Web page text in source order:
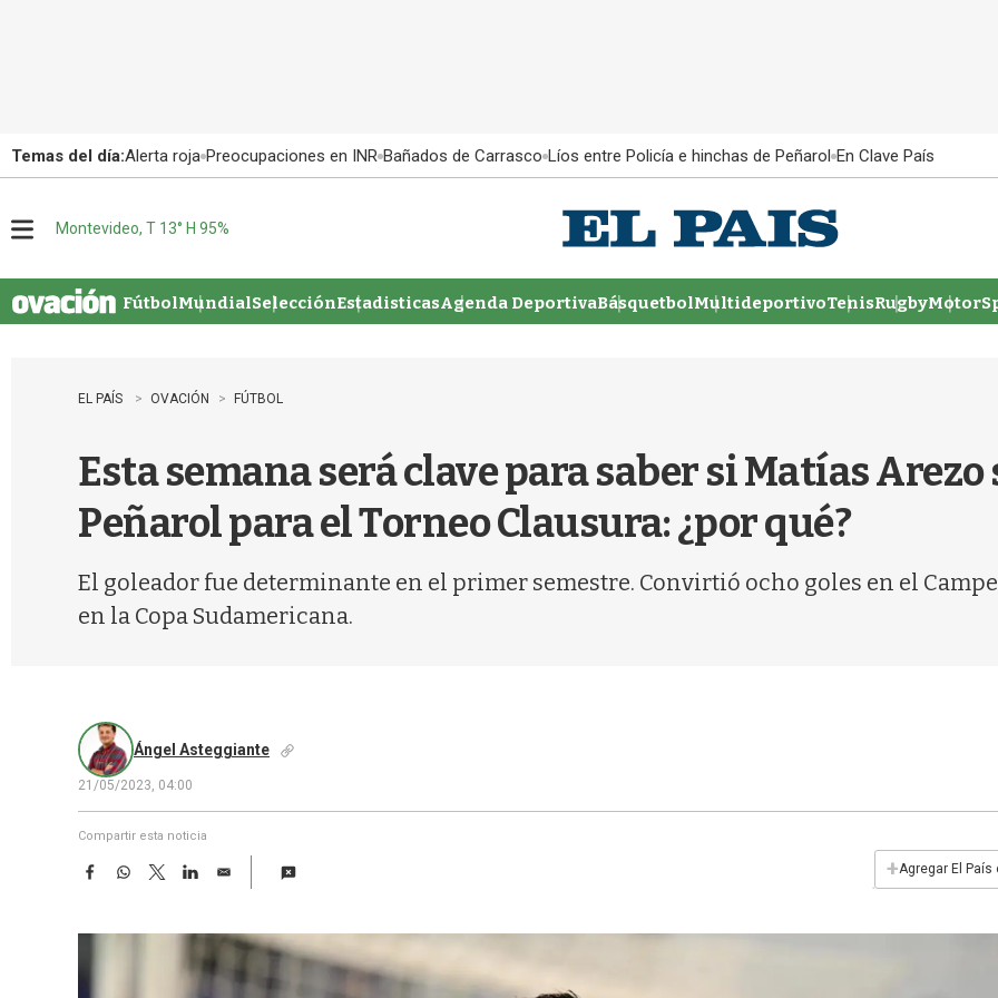
Temas del día:Alerta roja Preocupaciones en INR Bañados de Carrasco Líos entre Policía e hinchas de Peñarol En Clave País
u
Montevideo, T 13° H 95%
FútbolMundialSelecciónEstadisticasAgenda DeportivaBásquetbolMultideportivoTenisRugby
EL PAÍS OVACIÓN FÚTBOL
Esta semana será clave para saber si Matías Arezo
Peñarol para el Torneo Clausura: ¿por qué?
El goleador fue determinante en el primer semestre. Convirtió ocho goles en el
en la Copa Sudamericana.
Ángel Asteggiante
21/05/2023, 04:00
Compartir esta noticia
F
e
W
t
T
w
t
L
k
e
d
E
i
+Agregar El País